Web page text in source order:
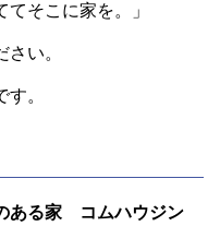
てそこに家を。」
い。
。
ある家 コムハウジン